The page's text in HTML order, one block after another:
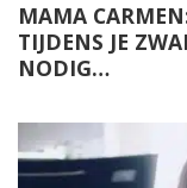
MAMA
TIJDENS JE
NODIG…